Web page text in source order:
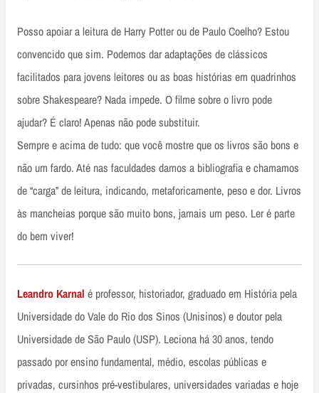
Posso apoiar a leitura de Harry Potter ou de Paulo Coelho? Estou
convencido que sim. Podemos dar adaptações de clássicos
facilitados para jovens leitores ou as boas histórias em quadrinhos
sobre Shakespeare? Nada impede. O filme sobre o livro pode
ajudar? É claro! Apenas não pode substituir.
Sempre e acima de tudo: que você mostre que os livros são bons e
não um fardo. Até nas faculdades damos a bibliografia e chamamos
de “carga” de leitura, indicando, metaforicamente, peso e dor. Livros
às mancheias porque são muito bons, jamais um peso. Ler é parte
do bem viver!
Leandro Karnal é professor, historiador, graduado em História pela
Universidade do Vale do Rio dos Sinos (Unisinos) e doutor pela
Universidade de São Paulo (USP). Leciona há 30 anos, tendo
passado por ensino fundamental, médio, escolas públicas e
privadas, cursinhos pré-vestibulares, universidades variadas e hoje